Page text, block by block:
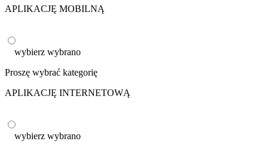
APLIKACJĘ MOBILNĄ
wybierz wybrano
Proszę wybrać kategorię
APLIKACJĘ INTERNETOWĄ
wybierz wybrano